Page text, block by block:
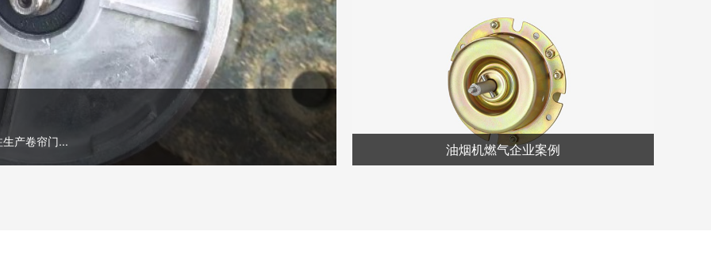
产卷帘门... 油烟机燃气企业案例